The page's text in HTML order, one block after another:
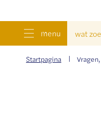
menu
zoek
je?
Startpagina